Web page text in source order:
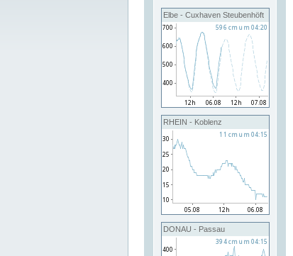
Elbe - Cuxhaven Steubenhöft
RHEIN - Koblenz
DONAU - Passau